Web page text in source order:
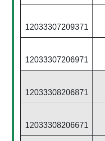
12033307209371
12033307206971
12033308206871
12033308206671